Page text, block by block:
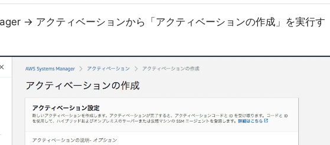
-> アクティベーションから「アクティベーションの作成」を実行す